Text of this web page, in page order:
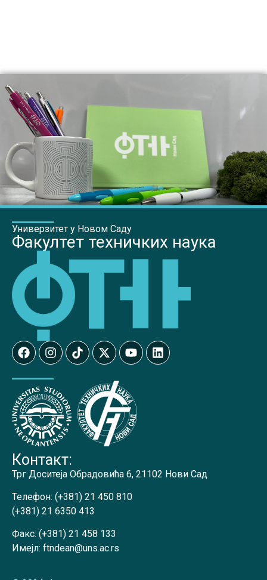
Универзитет у Новом Саду
Факултет техничких наука
Контакт:
Трг Доситеја Обрадовића 6, 21102 Нови Сад
Телефон: (+381) 21 450 810
(+381) 21 6350 413
Факс: (+381) 21 458 133
Имејл: ftndean@uns.ac.rs